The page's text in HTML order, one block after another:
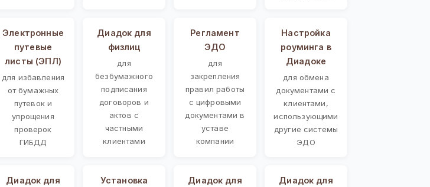
Электронные
путевые
листы (ЭПЛ)
для избавления
от бумажных
путевок и
упрощения
проверок
ГИБДД
Диадок для
физлиц
для
безбумажного
подписания
договоров и
актов с
частными
клиентами
Регламент
ЭДО
для
закрепления
правил работы
с цифровыми
документами в
уставе
компании
Настройка
роуминга в
Диадоке
для обмена
документами с
клиентами,
использующими
другие системы
ЭДО
Диадок для
Установка
Диадок для
Диадок для